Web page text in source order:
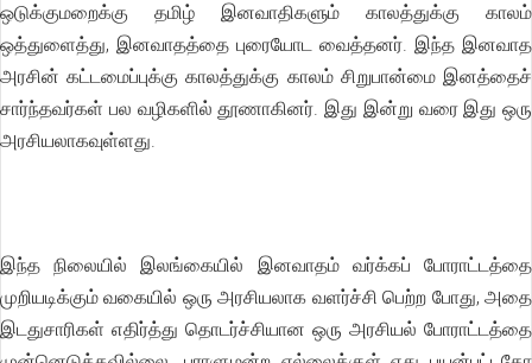
ஒடுக்குமறைக்கு தமிழ் இனவாதிகளும் காலத்துக்கு காலம்
ஒத்துளைத்து, இனவாதத்தை புரையோட வைத்தனர். இந்த இனவாத
அரசின் கட்டமைப்புக்கு காலத்துக்கு காலம் சிறுபான்மை இனத்தைச்
சார்ந்தவர்கள் பல வழிகளில் தூணாகினர். இது இன்று வரை இது ஒரு
அரசியலாகவுள்ளது.
இந்த நிலையில் இலங்கையில் இனவாதம் வர்க்கப் போராட்டத்தை
முறியடிக்கும் வகையில் ஒரு அரசியலாக வளர்ச்சி பெற்ற போது, அதை
இடதுசாரிகள் எதிர்த்து தொடர்ச்சியான ஒரு அரசியல் போராட்டத்தை